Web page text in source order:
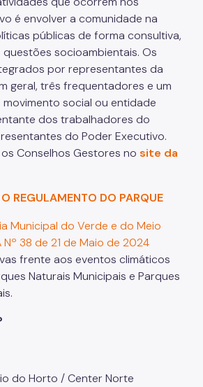
é envolver a comunidade na
públicas de forma consultiva,
socioambientais. Os
por representantes da
geral, três frequentadores e um
social ou entidade
dos trabalhadores do
do Poder Executivo.
Conselhos Gestores no site da
REGULAMENTO DO PARQUE
Municipal do Verde e do Meio
38 de 21 de Maio de 2024
frente aos eventos climáticos
Naturais Municipais e Parques
do Horto / Center Norte